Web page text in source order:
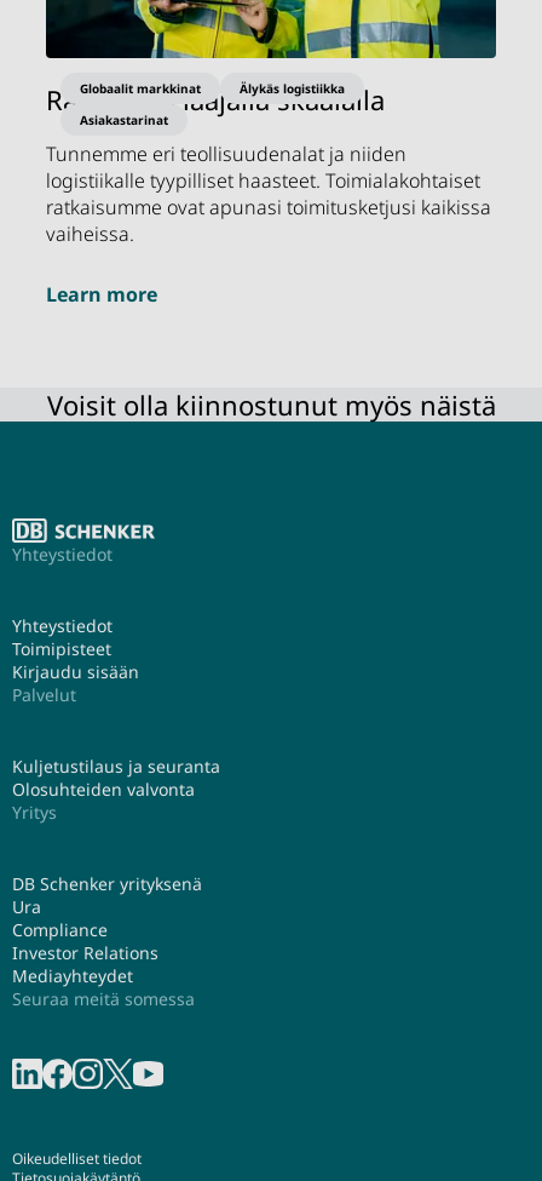
Ratkaisuja laajalla skaalalla
Tunnemme eri teollisuudenalat ja niiden
logistiikalle tyypilliset haasteet. Toimialakohtaiset
ratkaisumme ovat apunasi toimitusketjusi kaikissa
vaiheissa.
Learn more
Globaalit markkinat
Älykäs logistiikka
Asiakastarinat
Voisit olla kiinnostunut myös näistä
Yhteystiedot
Yhteystiedot
Toimipisteet
Kirjaudu sisään
Palvelut
Kuljetustilaus ja seuranta
Olosuhteiden valvonta
Yritys
DB Schenker yrityksenä
Ura
Compliance
Investor Relations
Mediayhteydet
Seuraa meitä somessa
Oikeudelliset tiedot